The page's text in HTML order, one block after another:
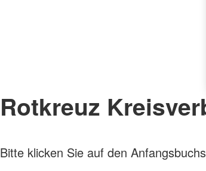
Rotkreuz
Bitte klicken Sie auf den